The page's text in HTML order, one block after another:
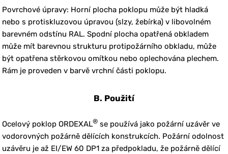
Povrchové úpravy: Horní plocha poklopu může být hladká
nebo s protiskluzovou úpravou (slzy, žebírka) v libovolném
barevném odstínu RAL. Spodní plocha opatřená obkladem
může mít barevnou strukturu protipožárního obkladu, může
být opatřena stěrkovou omítkou nebo oplechována plechem.
Rám je proveden v barvě vrchní části poklopu.
B. Použití
Ocelový poklop ORDEXAL® se používá jako požární uzávěr ve
vodorovných požárně dělících konstrukcích. Požární odolnost
uzávěru je až EI/EW 60 DP1 za předpokladu, že požárně dělící